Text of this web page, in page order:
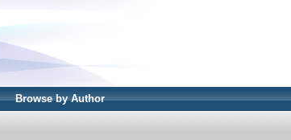
Browse by Author